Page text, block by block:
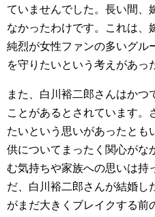
ていませんでした。長い間、
なかったわけです。これは、
純烈が女性ファンの多いグル
を守りたいという考えがあっ
また、白川裕二郎さんはかつ
ことがあるとされています。
たいという思いがあったとも
供についてまったく関心がな
む気持ちや家族への思いは持
だ、白川裕二郎さんが結婚し
がまだ大きくブレイクする前